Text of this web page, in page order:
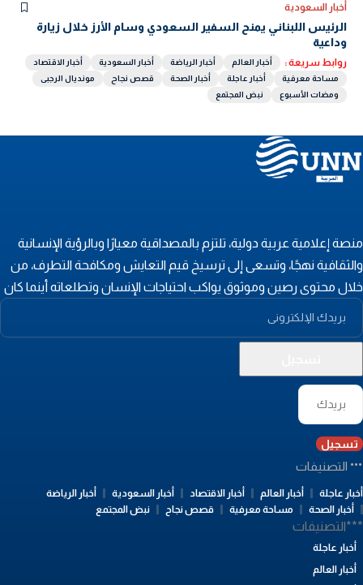
أخبار السعودية
الرئيس اللبناني يمنح السفير السعودي وسام الأرز خلال زيارة
وداعية
روابط سريعة : أخبار العالم أخبار الرياضة أخبار السعودية
أخبار الاقتصاد
مساحة معرفية
أخبار عاجلة أخبار الصحة قصص نجاح
مونديال الرجبى
ومضات الأسبوع
نبض المجتمع
إعلامية عربية دولية، تلتزم بالمصداقية معيارًا وبالرؤية الإنسانية
نهجًا، وتسعى إلى ترسيخ قيم التعايش ومكافحة التطرف، من
محتوى رصين وموثوق يواكب احتياجات الإنسان وتطلعاته أينما كان
تسجيل
التصنيفات
عاجلة أخبار العالم أخبار الاقتصاد أخبار السعودية
أخبار الرياضة
أخبار الصحة
مساحة معرفية قصص نجاح نبض المجتمع
أخبار عاجلة
أخبار العالم